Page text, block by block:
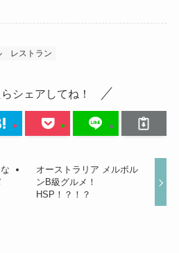
レストラン
シェアしてね！
オーストラリア メルボル
ンB級グルメ！
HSP！？！？